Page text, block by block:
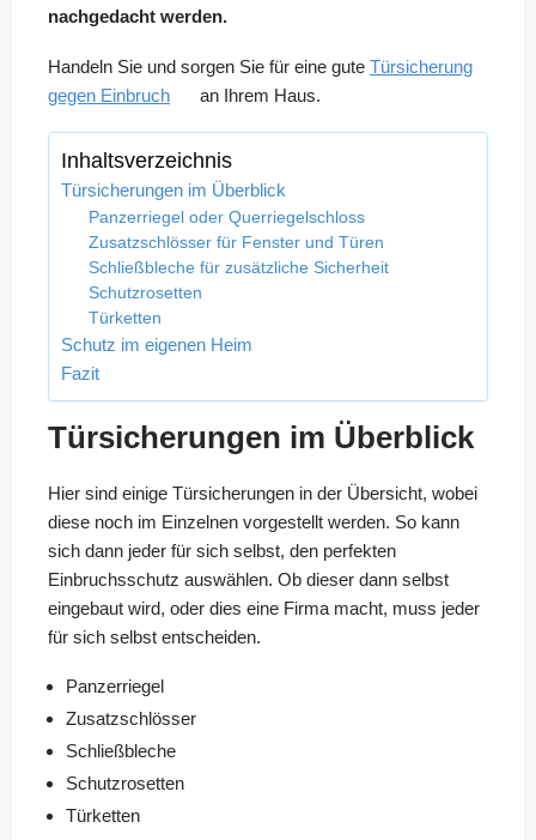
nachgedacht werden.
Handeln Sie und sorgen Sie für eine gute Türsicherung
gegen Einbruch
an Ihrem Haus.
Inhaltsverzeichnis
Türsicherungen im Überblick
Panzerriegel oder Querriegelschloss
Zusatzschlösser für Fenster und Türen
Schließbleche für zusätzliche Sicherheit
Schutzrosetten
Türketten
Schutz im eigenen Heim
Fazit
Türsicherungen im Überblick
Hier sind einige Türsicherungen in der Übersicht, wobei
diese noch im Einzelnen vorgestellt werden. So kann
sich dann jeder für sich selbst, den perfekten
Einbruchsschutz auswählen. Ob dieser dann selbst
eingebaut wird, oder dies eine Firma macht, muss jeder
für sich selbst entscheiden.
Panzerriegel
Zusatzschlösser
Schließbleche
Schutzrosetten
Türketten